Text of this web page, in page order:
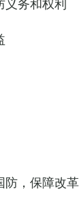
，保障改